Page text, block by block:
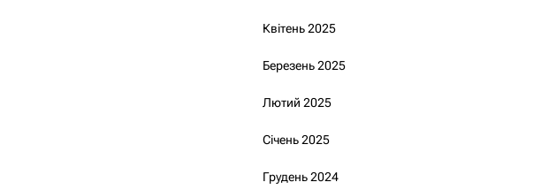
Квітень 2025
Березень 2025
Лютий 2025
Січень 2025
Грудень 2024